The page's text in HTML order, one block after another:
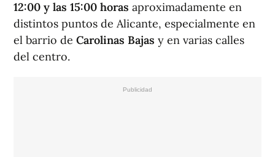
12:00 y las 15:00 horas aproximadamente en
distintos puntos de Alicante, especialmente en
el barrio de Carolinas Bajas y en varias calles
del centro.